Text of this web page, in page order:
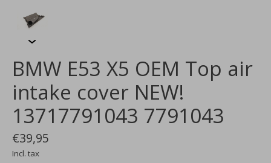
BMW E53 X5 OEM Top air
intake cover NEW!
13717791043 7791043
€39,95
Incl. tax